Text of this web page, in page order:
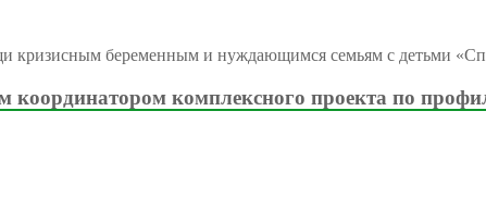
кризисным беременным и нуждающимся семьям с детьми
комплексного проекта по